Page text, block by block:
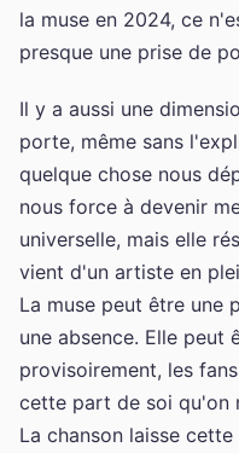
la muse en 2024, ce
presque une prise de
Il y a aussi une
porte, même sans
quelque chose nous
nous force à devenir
universelle, mais elle
vient d'un artiste en
La muse peut être une
une absence. Elle
provisoirement, les
cette part de soi qu'on
La chanson laisse